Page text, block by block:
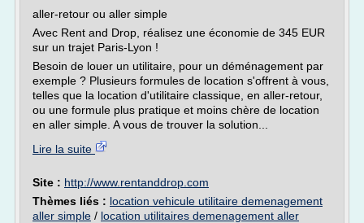
aller-retour ou aller simple
Avec Rent and Drop, réalisez une économie de 345 EUR
sur un trajet Paris-Lyon !
Besoin de louer un utilitaire, pour un déménagement par
exemple ? Plusieurs formules de location s'offrent à vous,
telles que la location d'utilitaire classique, en aller-retour,
ou une formule plus pratique et moins chère de location
en aller simple. A vous de trouver la solution...
Lire la suite
Site : http://www.rentanddrop.com
Thèmes liés : location vehicule utilitaire demenagement
aller simple / location utilitaires demenagement aller